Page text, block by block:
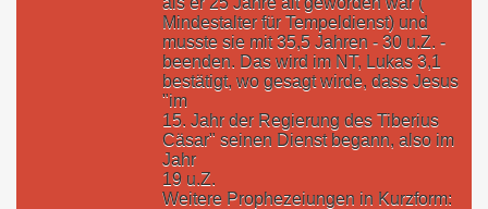
Mindestalter für Tempeldienst) und
musste sie mit 35,5 Jahren - 30 u.Z. -
beenden. Das wird im NT, Lukas 3,1
bestätigt, wo gesagt wirde, dass Jesus
"im
15. Jahr der Regierung des Tiberius
Cäsar" seinen Dienst begann, also im
Jahr
19 u.Z.
Weitere Prophezeiungen in Kurzform: